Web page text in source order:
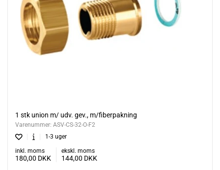
1 stk union m/ udv. gev., m/fiberpakning
Varenummer: ASV-CS-32-O-F2
1-3 uger
inkl. moms
180,00 DKK
ekskl. moms
144,00 DKK